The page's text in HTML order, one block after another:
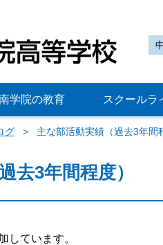
学院の教育 スクールラ
グ 主な部活動実績（過去3年間
去3年間程度）
しています。